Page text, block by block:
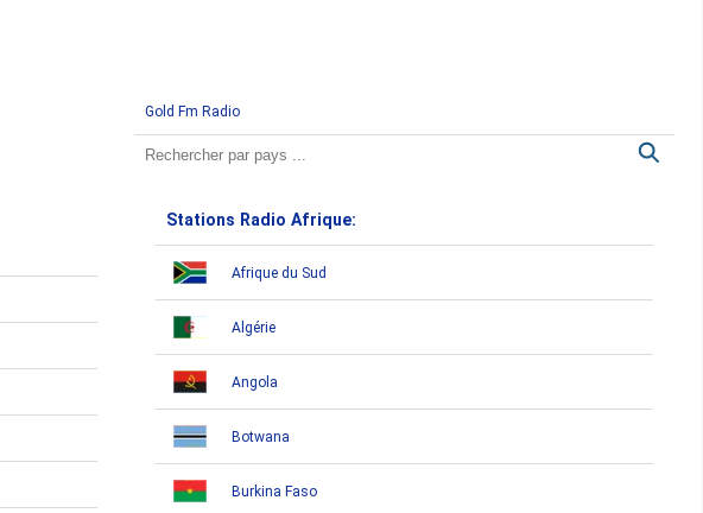
Gold Fm Radio
Stations Radio Afrique:
Afrique du Sud
Algérie
Angola
Botwana
Burkina Faso